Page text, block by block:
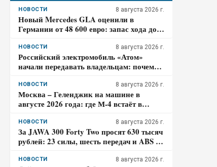
НОВОСТИ 8 августа 2026 г.
Новый Mercedes GLA оценили в
Германии от 48 600 евро: запас хода до
гибрид появится только в 2027 году
НОВОСТИ 8 августа 2026 г.
Российский электромобиль «Атом»
начали передавать владельцам: почему
окончательной для покупателя
НОВОСТИ 8 августа 2026 г.
Москва – Геленджик на машине в
августе 2026 года: где М-4 встаёт в
до курортной зоны
НОВОСТИ 8 августа 2026 г.
За JAWA 300 Forty Two просят 630 тысяч
рублей: 23 силы, шесть передач и ABS –
году
НОВОСТИ 8 августа 2026 г.